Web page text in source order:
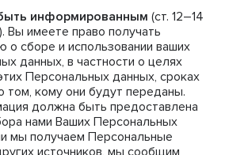
информированным (ст. 12–14
Вы имеете право получать
о сборе и использовании ваших
данных, в частности о целях
Персональных данных, сроках
том, кому они будут переданы.
должна быть предоставлена
нами Ваших Персональных
мы получаем Персональные
источников, мы сообщим